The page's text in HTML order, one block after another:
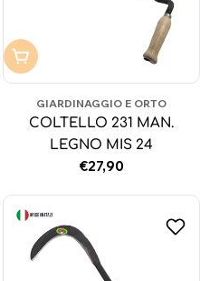
Non disponibile
GIARDINAGGIO E ORTO
COLTELLO 231 MAN.
LEGNO MIS 24
Prezzo
€27,90